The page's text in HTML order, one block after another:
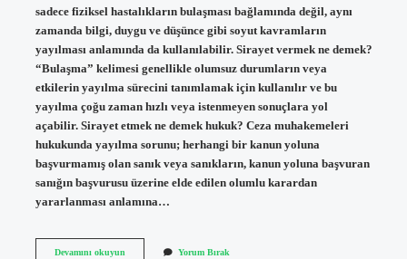
sadece fiziksel hastalıkların bulaşması bağlamında değil, aynı
zamanda bilgi, duygu ve düşünce gibi soyut kavramların
yayılması anlamında da kullanılabilir. Sirayet vermek ne demek?
“Bulaşma” kelimesi genellikle olumsuz durumların veya
etkilerin yayılma sürecini tanımlamak için kullanılır ve bu
yayılma çoğu zaman hızlı veya istenmeyen sonuçlara yol
açabilir. Sirayet etmek ne demek hukuk? Ceza muhakemeleri
hukukunda yayılma sorunu; herhangi bir kanun yoluna
başvurmamış olan sanık veya sanıkların, kanun yoluna başvuran
sanığın başvurusu üzerine elde edilen olumlu karardan
yararlanması anlamına…
Devamını okuyunSirayet
Yorum Bırak